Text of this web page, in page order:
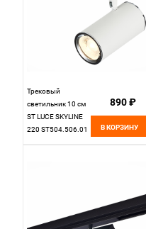
Трековый
светильник 10 см
ST LUCE SKYLINE
220 ST504.506.01
890 ₽
В КОРЗИНУ